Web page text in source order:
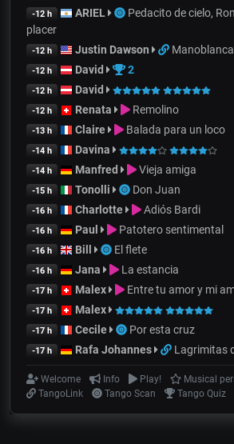
-12 h ARIEL
Pedacito de cielo,
placer
-12 h Justin Dawson
-12 h David 2
-12 h David
-12 h Renata Remolino
-13 h Claire Balada para un loco
-14 h Davina
-14 h Manfred Vieja amiga
-15 h Tonolli Don Juan
-16 h Charlotte Adiós Bardi
-16 h Paul Patotero sentimental
-16 h Bill El flete
-16 h Jana La estancia
-17 h Malex Entre tu amor y mi
-17 h Malex
-17 h Cecile Por esta cruz
-17 h Rafa Johannes Lagrimitas
Welcome Info Play!
Musical
TangoLink
Tango Scan Tango Quiz